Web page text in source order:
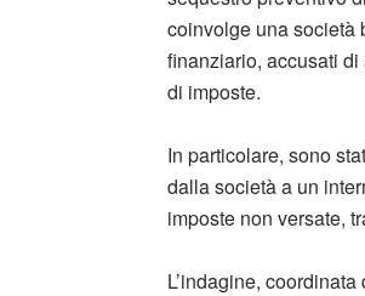
coinvolge una società
finanziario, accusati
di imposte.
In particolare, sono
dalla società a un
imposte non versate,
L’indagine,